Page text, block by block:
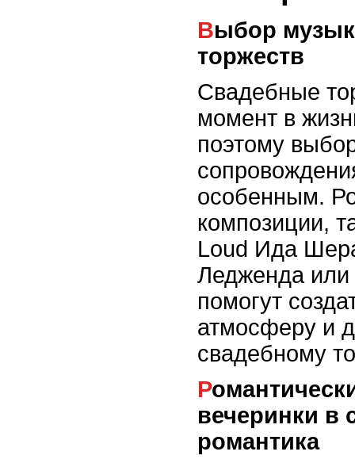
Выбор музыки для свадебных
торжеств
Свадебные
момент в
поэтому
особенным.
композиции,
Loud Ида
Ледженда
помогут
атмосферу и
свадебному
Романтические мелодии для
вечеринки в
романтика